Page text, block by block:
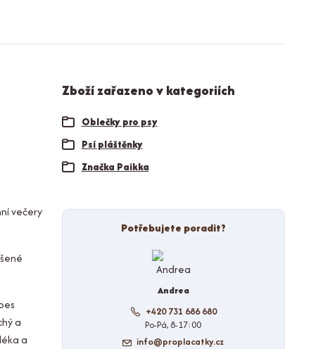
večery
a
a
Zboží zařazeno v kategoriích
Oblečky pro psy
Psí pláštěnky
Značka Paikka
Potřebujete poradit?
Andrea
+420 731 686 680
Po-Pá, 8-17:00
info@proplacatky.cz